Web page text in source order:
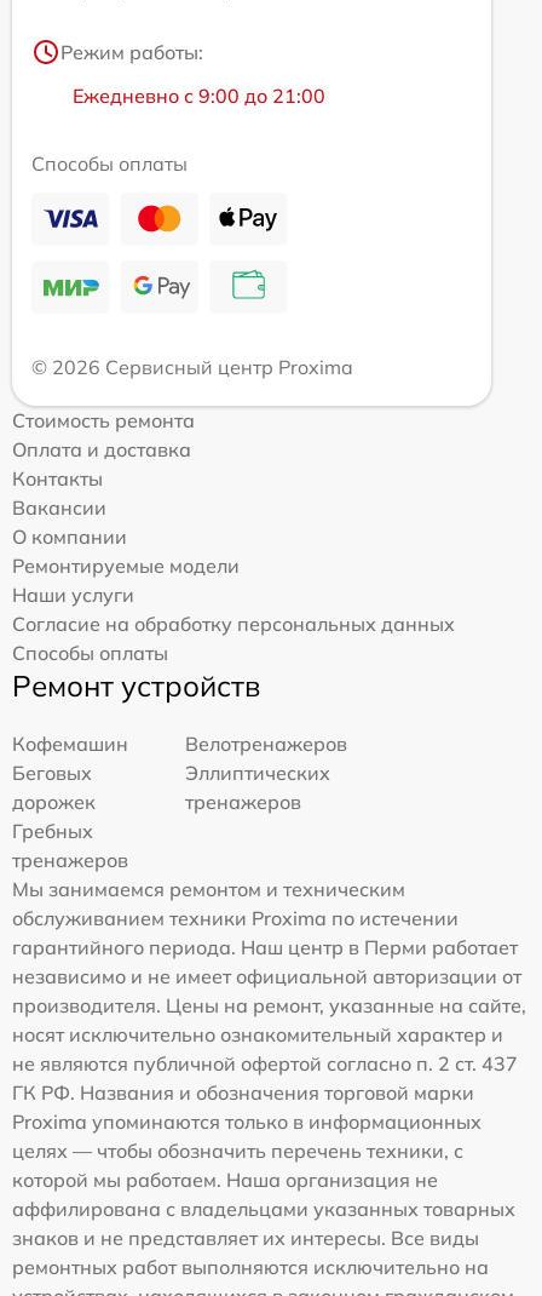
Режим работы:
Ежедневно с 9:00 до 21:00
Способы оплаты
© 2026 Сервисный центр Proxima
Стоимость ремонта
Оплата и доставка
Контакты
Вакансии
О компании
Ремонтируемые модели
Наши услуги
Согласие на обработку персональных данных
Способы оплаты
Ремонт устройств
Кофемашин
Велотренажеров
Беговых
дорожек
Эллиптических
тренажеров
Гребных
тренажеров
Мы занимаемся ремонтом и техническим
обслуживанием техники Proxima по истечении
гарантийного периода. Наш центр в Перми работает
независимо и не имеет официальной авторизации от
производителя. Цены на ремонт, указанные на сайте,
носят исключительно ознакомительный характер и
не являются публичной офертой согласно п. 2 ст. 437
ГК РФ. Названия и обозначения торговой марки
Proxima упоминаются только в информационных
целях — чтобы обозначить перечень техники, с
которой мы работаем. Наша организация не
аффилирована с владельцами указанных товарных
знаков и не представляет их интересы. Все виды
ремонтных работ выполняются исключительно на